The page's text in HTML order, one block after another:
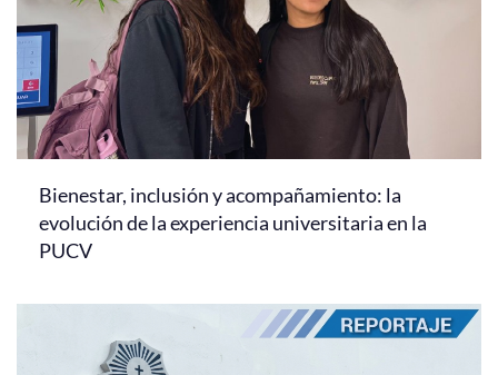
Bienestar, inclusión y acompañamiento: la
evolución de la experiencia universitaria en la
PUCV